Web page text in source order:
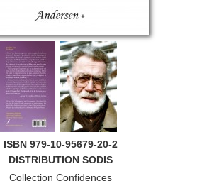
ISBN 979-10-95679-20-2
DISTRIBUTION SODIS
Collection Confidences